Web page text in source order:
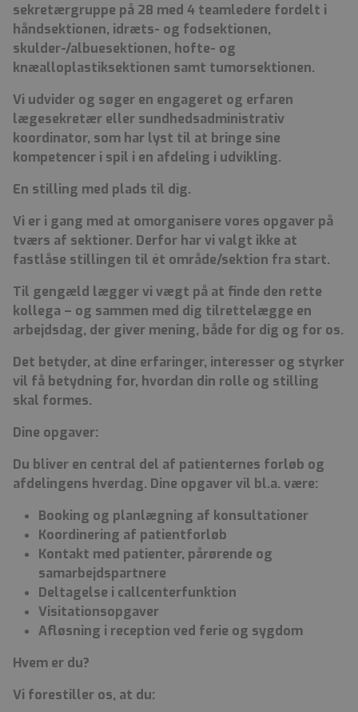
sekretærgruppe på 28 med 4 teamledere fordelt i
håndsektionen, idræts- og fodsektionen,
skulder-/albuesektionen, hofte- og
knæalloplastiksektionen samt tumorsektionen.
Vi udvider og søger en engageret og erfaren
lægesekretær eller sundhedsadministrativ
koordinator, som har lyst til at bringe sine
kompetencer i spil i en afdeling i udvikling.
En stilling med plads til dig.
Vi er i gang med at omorganisere vores opgaver på
tværs af sektioner. Derfor har vi valgt ikke at
fastlåse stillingen til ét område/sektion fra start.
Til gengæld lægger vi vægt på at finde den rette
kollega – og sammen med dig tilrettelægge en
arbejdsdag, der giver mening, både for dig og for os.
Det betyder, at dine erfaringer, interesser og styrker
vil få betydning for, hvordan din rolle og stilling
skal formes.
Dine opgaver:
Du bliver en central del af patienternes forløb og
afdelingens hverdag. Dine opgaver vil bl.a. være:
Booking og planlægning af konsultationer
Koordinering af patientforløb
Kontakt med patienter, pårørende og
samarbejdspartnere
Deltagelse i callcenterfunktion
Visitationsopgaver
Afløsning i reception ved ferie og sygdom
Hvem er du?
Vi forestiller os, at du: